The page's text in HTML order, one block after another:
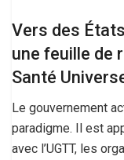
Vers des
une feuille de
Santé
Le gouvernement
paradigme. Il est
avec l’UGTT, les